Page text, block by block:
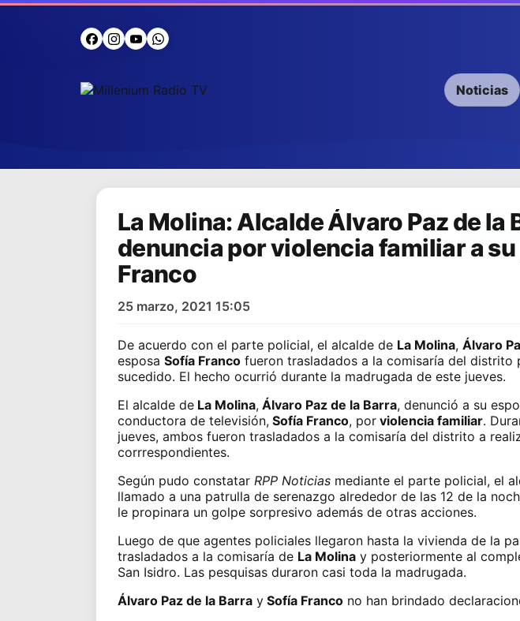
Noticias
La Molina: Alcalde Álvaro Paz de la
denuncia por violencia familiar a
Franco
25 marzo, 2021 15:05
De acuerdo con el parte policial, el alcalde de La Molina, Álvaro
esposa Sofía Francofueron trasladados a la comisaría del distrito
sucedido. El hecho ocurrió durante la madrugada de este jueves.
El alcalde deLa Molina, Álvaro Paz de la Barra, denunció a su
conductora de televisión, Sofía Franco, porviolencia familiar.
jueves, ambos fueron trasladados a la comisaría del distrito a
corrrespondientes.
Según pudo constatar RPP Noticiasmediante el parte policial, el
llamado a una patrulla de serenazgo alrededor de las 12 de la
le propinara un golpe sorpresivo además de otras acciones.
Luego de que agentes policiales llegaron hasta la vivienda de la
trasladados a la comisaría de La Molinay posteriormente al
San Isidro. Las pesquisas duraron casi toda la madrugada.
Álvaro Paz de la BarraySofía Francono han brindado